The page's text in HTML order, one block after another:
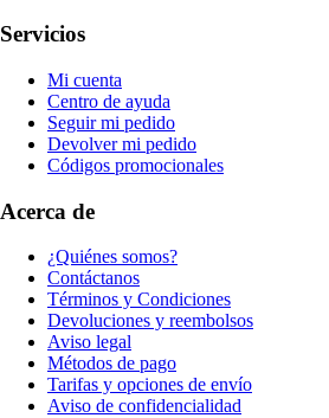
Servicios
Mi cuenta
Centro de ayuda
Seguir mi pedido
Devolver mi pedido
Códigos promocionales
Acerca de
¿Quiénes somos?
Contáctanos
Términos y Condiciones
Devoluciones y reembolsos
Aviso legal
Métodos de pago
Tarifas y opciones de envío
Aviso de confidencialidad